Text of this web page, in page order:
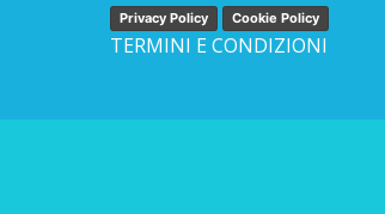
Privacy Policy Cookie Policy
TERMINI E CONDIZIONI